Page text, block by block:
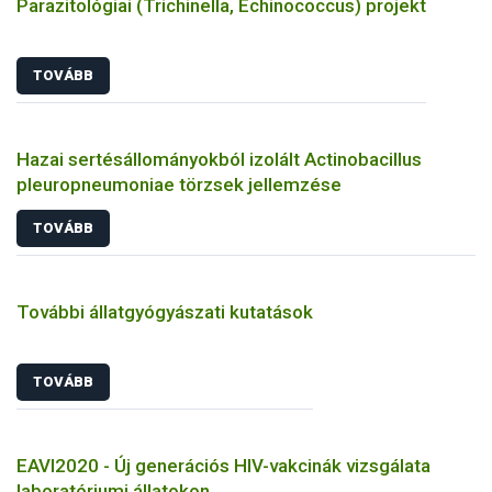
Parazitológiai (Trichinella, Echinococcus) projekt
TOVÁBB
Hazai sertésállományokból izolált Actinobacillus
pleuropneumoniae törzsek jellemzése
TOVÁBB
További állatgyógyászati kutatások
TOVÁBB
EAVI2020 - Új generációs HIV-vakcinák vizsgálata